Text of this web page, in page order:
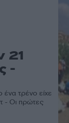
21
-
τρένο είχε
- Οι πρώτες